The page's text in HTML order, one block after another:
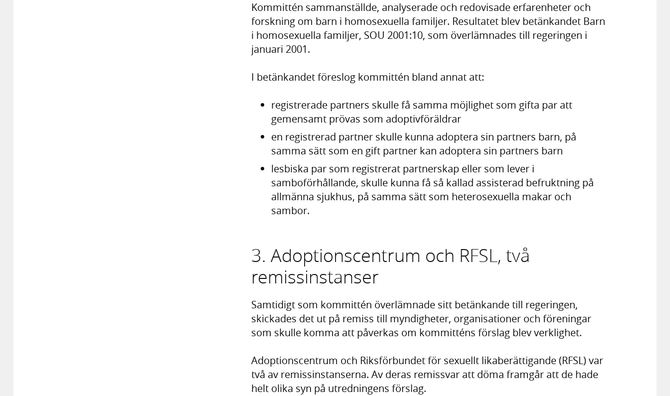
Kommittén sammanställde, analyserade och redovisade erfarenheter och
forskning om barn i homosexuella familjer. Resultatet blev betänkandet Barn
i homosexuella familjer, SOU 2001:10, som överlämnades till regeringen i
januari 2001.
I betänkandet föreslog kommittén bland annat att:
registrerade partners skulle få samma möjlighet som gifta par att
gemensamt prövas som adoptivföräldrar
en registrerad partner skulle kunna adoptera sin partners barn, på
samma sätt som en gift partner kan adoptera sin partners barn
lesbiska par som registrerat partnerskap eller som lever i
samboförhållande, skulle kunna få så kallad assisterad befruktning på
allmänna sjukhus, på samma sätt som heterosexuella makar och
sambor.
3. Adoptionscentrum och RFSL, två
remissinstanser
Samtidigt som kommittén överlämnade sitt betänkande till regeringen,
skickades det ut på remiss till myndigheter, organisationer och föreningar
som skulle komma att påverkas om kommitténs förslag blev verklighet.
Adoptionscentrum och Riksförbundet för sexuellt likaberättigande (RFSL) var
två av remissinstanserna. Av deras remissvar att döma framgår att de hade
helt olika syn på utredningens förslag.